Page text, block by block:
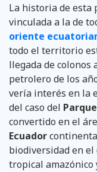
La historia de esta
vinculada a la de
oriente
todo el territorio
llegada de colonos
petrolero de los
vería interés en la
del caso del
convertido en el
Ecuador
biodiversidad en el
tropical amazónico